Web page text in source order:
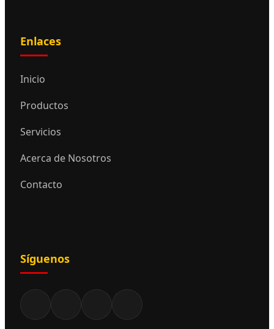
Enlaces
Inicio
Productos
Servicios
Acerca de Nosotros
Contacto
Síguenos